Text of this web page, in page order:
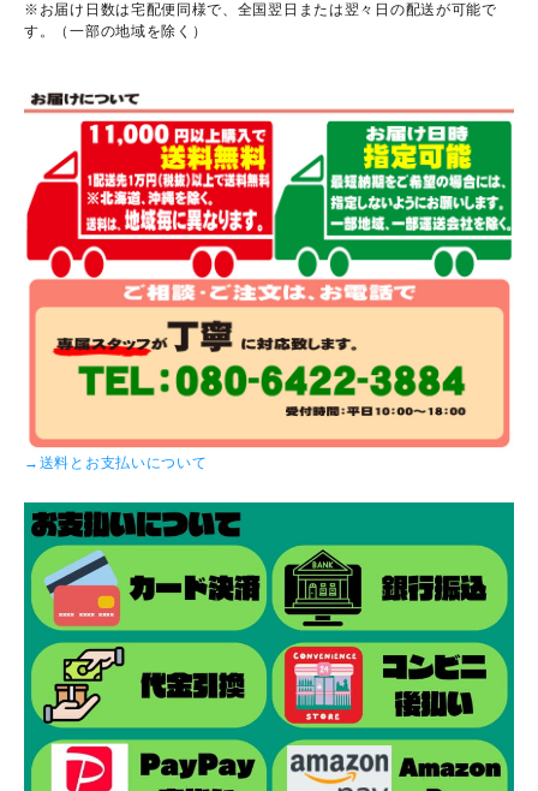
※お届け日数は宅配便同様で、全国翌日または翌々日の配送が可能で
す。（一部の地域を除く）
→送料とお支払いについて